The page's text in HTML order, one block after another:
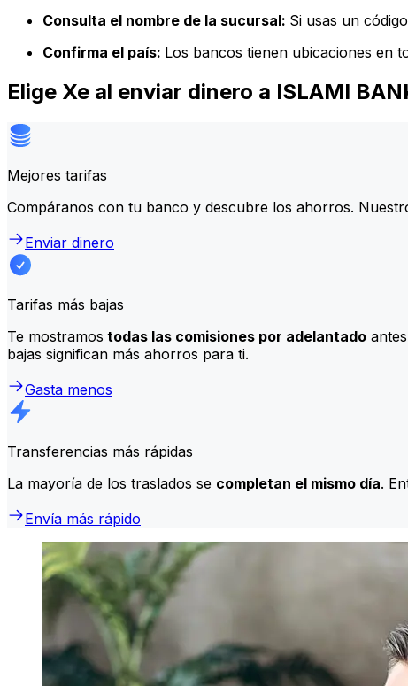
Consulta el nombre de la sucursal: Si usas un
Confirma el país: Los bancos tienen ubicaciones en
Elige Xe al enviar dinero a ISLAMI
Mejores tarifas
Compáranos con tu banco y descubre los ahorros.
Enviar dinero
Tarifas más bajas
Te mostramos todas las comisiones por adelantado
bajas significan más ahorros para ti.
Gasta menos
Transferencias más rápidas
La mayoría de los traslados se completan el mismo día.
Envía más rápido